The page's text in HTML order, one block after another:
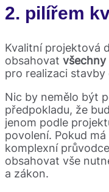
2. pilířem
Kvalitní projektová
obsahovat
pro realizaci stavby
Nic by nemělo být
předpokladu, že
jenom podle
povolení. Pokud
komplexní
obsahovat vše
a zákon.